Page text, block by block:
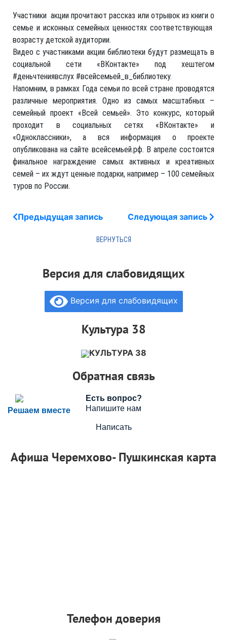
Участники акции прочитают рассказ или отрывок из книги о
семье и исконных семейных ценностях соответствующая
возрасту детской аудитории.
Видео с участниками акции библиотеки будут размещать в
социальной сети «ВКонтакте» под хештегом
#деньчтениявслух #всейсемьей_в_библиотеку.
Напомним, в рамках Года семьи по всей стране проводятся
различные мероприятия. Одно из самых масштабных –
семейный проект «Всей семьей». Это конкурс, который
проходит в социальных сетях «ВКонтакте» и
«Одноклассники», а вся информация о проекте
опубликована на сайте всейсемьей.рф. В апреле состоится
финальное награждение самых активных и креативных
семей – их ждут ценные подарки, например – 100 семейных
туров по России.
Предыдущая запись Следующая запись
Версия для слабовидящих
Версия для слабовидящих
Культура 38
КУЛЬТУРА 38
Обратная связь
Решаем вместе
Есть вопрос?
Напишите нам
Написать
Афиша Черемхово- Пушкинская карта
Телефон доверия